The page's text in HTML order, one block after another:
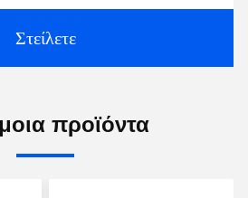
Στείλετε
προϊόντα